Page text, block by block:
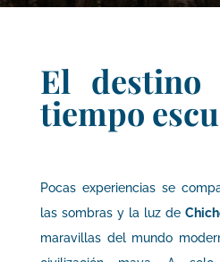
El destino
tiempo
Pocas experiencias se
las sombras y la luz de
maravillas del mundo